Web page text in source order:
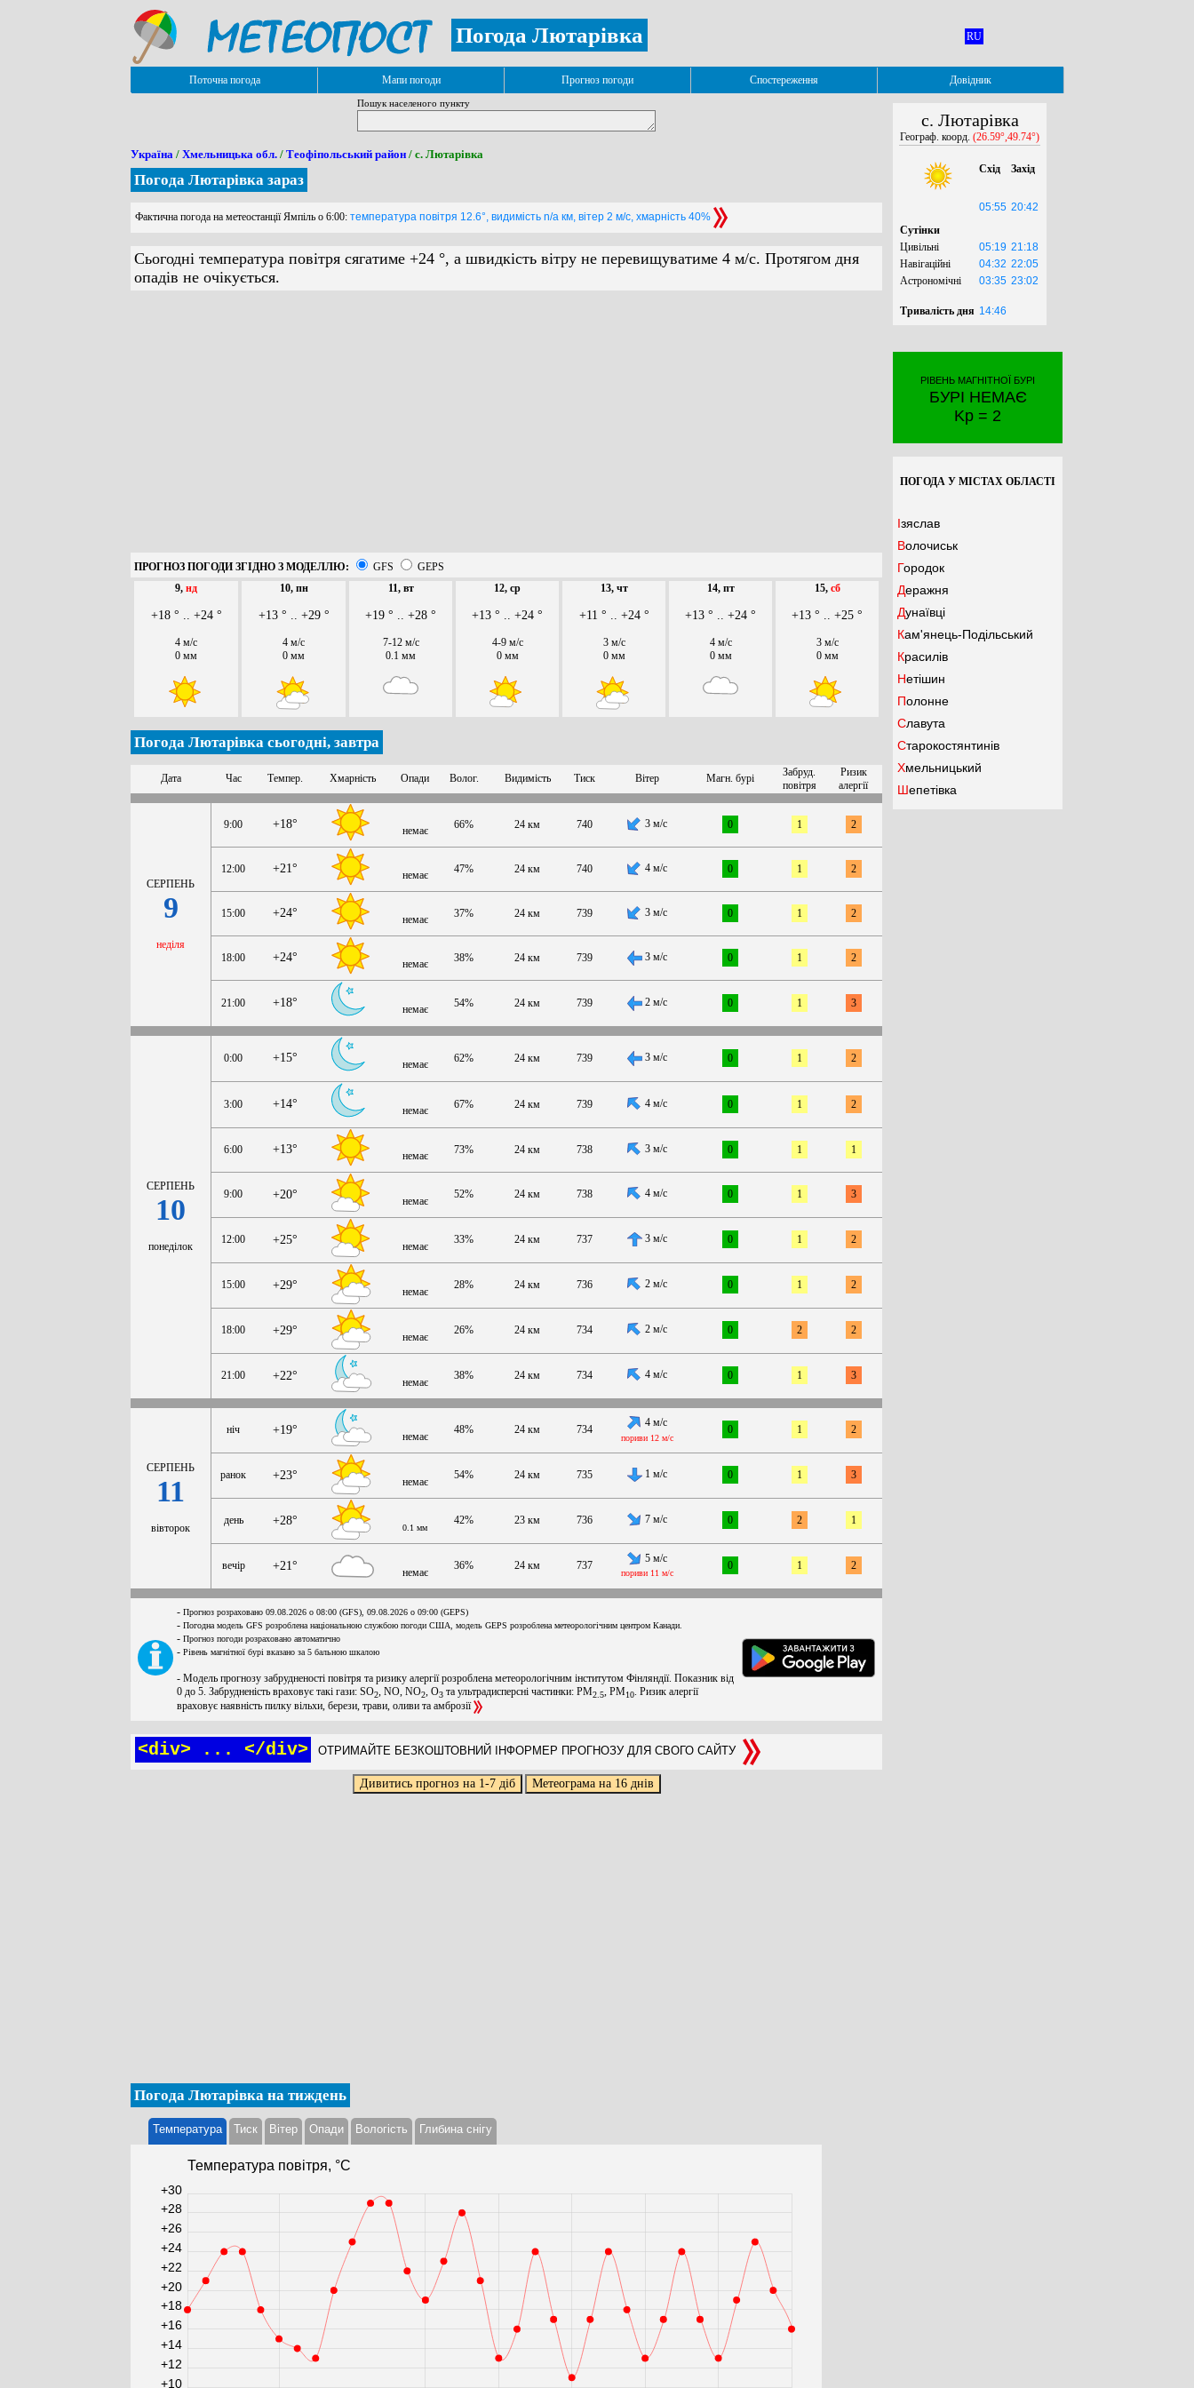
Погода Лютарівка RU
Поточна погода Мапи погоди Прогноз погоди Спостереження Довідник
Пошук населеного пункту
Україна / Хмельницька обл. / Теофіпольський район / с. Лютарівка
Погода Лютарівка зараз
Фактична погода на метеостанції Ямпіль о 6:00: температура повітря 12.6°, видимість n/a км, вітер 2 м/с, хмарність 40%
Сьогодні температура повітря сягатиме +24 °, а швидкість вітру не перевищуватиме 4 м/с. Протягом дня
опадів не очікується.
ПРОГНОЗ ПОГОДИ ЗГІДНО З МОДЕЛЛЮ: GFS
GEPS
9, нд
+18 ° .. +24 °
4 м/с
0 мм
10, пн
+13 ° .. +29 °
4 м/с
0 мм
11, вт
+19 ° .. +28 °
7-12 м/с
0.1 мм
12, ср
+13 ° .. +24 °
4-9 м/с
0 мм
13, чт
+11 ° .. +24 °
3 м/с
0 мм
14, пт
+13 ° .. +24 °
4 м/с
0 мм
15, сб
+13 ° .. +25 °
3 м/с
0 мм
Погода Лютарівка сьогодні, завтра
Дата Час Темпер. Хмарність Опади Волог. Видимість Тиск Вітер Магн. бурі
Забруд.
повітря
Ризик
алергії
СЕРПЕНЬ
9
неділя
9:00 +18° немає 66% 24 км 740 3 м/с 0 1 2
12:00 +21° немає 47% 24 км 740 4 м/с 0 1 2
15:00 +24° немає 37% 24 км 739 3 м/с 0 1 2
18:00 +24° немає 38% 24 км 739 3 м/с 0 1 2
21:00 +18° немає 54% 24 км 739 2 м/с 0 1 3
СЕРПЕНЬ
10
понеділок
0:00 +15° немає 62% 24 км 739 3 м/с 0 1 2
3:00 +14° немає 67% 24 км 739 4 м/с 0 1 2
6:00 +13° немає 73% 24 км 738 3 м/с 0 1 1
9:00 +20° немає
52% 24 км 738 4 м/с 0 1 3
12:00 +25° немає
33% 24 км 737 3 м/с 0 1 2
15:00 +29° немає
28% 24 км 736 2 м/с 0 1 2
18:00 +29° немає
26% 24 км 734 2 м/с 0 2 2
21:00 +22° немає
38% 24 км 734 4 м/с 0 1 3
СЕРПЕНЬ
11
вівторок
ніч +19° немає
48% 24 км 734
4 м/с
пориви 12 м/с
0 1 2
ранок +23° немає
54% 24 км 735 1 м/с 0 1 3
день +28°
0.1 мм
42% 23 км 736 7 м/с 0 2 1
вечір +21° немає
36% 24 км 737
5 м/с
пориви 11 м/с
0 1 2
- Прогноз розраховано 09.08.2026 о 08:00 (GFS), 09.08.2026 о 09:00 (GEPS)
- Погодна модель GFS розроблена національною службою погоди США, модель GEPS розроблена метеорологічним центром Канади.
- Прогноз погоди розраховано автоматично
- Рівень магнітної бурі вказано за 5 бальною шкалою
- Модель прогнозу забрудненості повітря та ризику алергії розроблена метеорологічним інститутом Фінляндії. Показник від
0 до 5. Забрудненість враховує такі гази: SO2 , NO, NO2 , O3 та ультрадисперсні частинки: PM2.5 , PM10 . Ризик алергії
враховує наявність пилку вільхи, берези, трави, оливи та амброзії
<div> ... </div> ОТРИМАЙТЕ БЕЗКОШТОВНИЙ ІНФОРМЕР ПРОГНОЗУ ДЛЯ СВОГО САЙТУ
Погода Лютарівка на тиждень
Температура Тиск Вітер Опади Вологість Глибина снігу
Температура повітря, °С
+10
+12
+14
+16
+18
+20
+22
+24
+26
+28
+30
с. Лютарівка
Географ. коорд. (26.59°,49.74°)
Схід Захід
05:55 20:42
Сутінки
Цивільні
05:19 21:18
Навігаційні
04:32 22:05
Астрономічні
03:35 23:02
Тривалість дня 14:46
РІВЕНЬ МАГНІТНОЇ БУРІ
БУРІ НЕМАЄ
Kp = 2
ПОГОДА У МІСТАХ ОБЛАСТІ
Ізяслав
Волочиськ
Городок
Деражня
Дунаївці
Кам'янець-Подільський
Красилів
Нетішин
Полонне
Славута
Старокостянтинів
Хмельницький
Шепетівка